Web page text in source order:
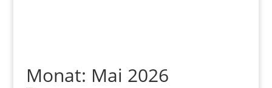
Monat: Mai 2026